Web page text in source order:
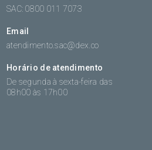
SAC: 0800 011 7073
Email
atendimento.sac@dex.co
Horário de atendimento
De segunda à sexta-feira das
08h00 às 17h00